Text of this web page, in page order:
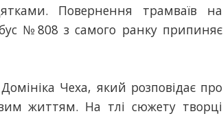
Повернення трамваїв на
№808 з самого ранку припиняє
Чеха, який розповідає про
життям. На тлі сюжету творці